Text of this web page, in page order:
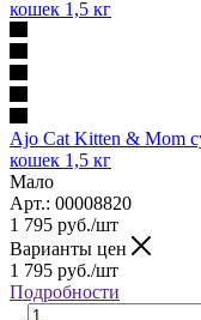
Ajo Cat Kitten & Mom
кошек 1,5 кг
Мало
Арт.: 00008820
1 795 руб./шт
Варианты цен
1 795 руб./шт
Подробности